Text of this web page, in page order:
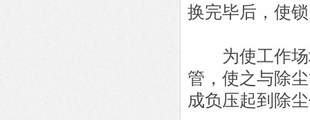
换完毕后，使
为使工作场
管，使之与除
成负压起到除